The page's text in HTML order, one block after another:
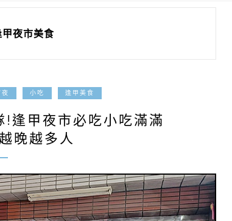
甲夜市美食
夜 小吃 逢甲美食
逢甲夜市必吃小吃滿滿
晚越多人